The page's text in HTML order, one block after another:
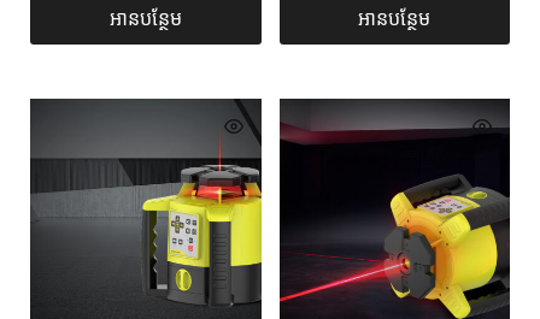
អានបន្ថែម
អានបន្ថែម